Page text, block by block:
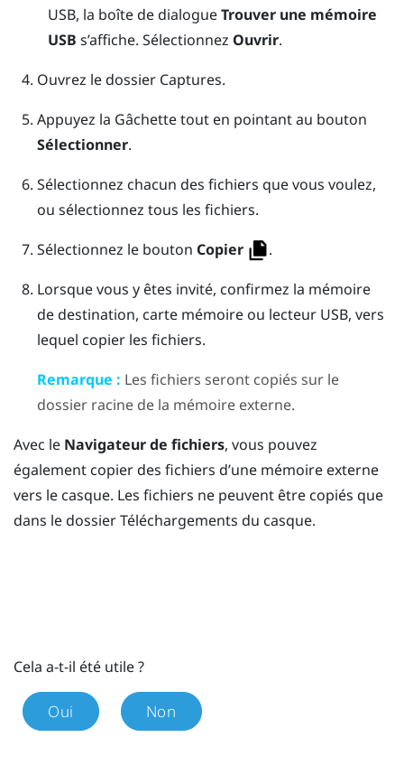
USB, la boîte de dialogueTrouver une mémoire
USB s’affiche. Sélectionnez Ouvrir.
Ouvrez le dossier Captures.
Appuyez la Gâchettetout en pointant au bouton
Sélectionner.
Sélectionnez chacun des fichiers que vous voulez,
ou sélectionnez tous les fichiers.
Sélectionnez le bouton Copier .
Lorsque vous y êtes invité, confirmez la mémoire
de destination, carte mémoire ou lecteur USB, vers
lequel copier les fichiers.
Remarque : Les fichiers seront copiés sur le
dossier racine de la mémoire externe.
Avec le Navigateur de fichiers, vous pouvez
également copier des fichiers d’une mémoire externe
vers le casque. Les fichiers ne peuvent être copiés que
dans le dossierTéléchargements du casque.
Cela a-t-il été utile ?
Oui Non